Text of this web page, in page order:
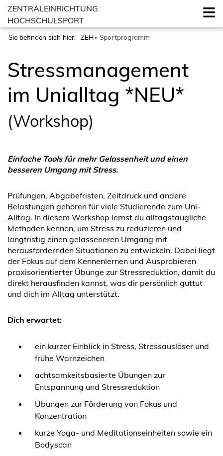
ZENTRALEINRICHTUNG
HOCHSCHULSPORT
Sie befinden sich hier: ZEH Sportprogramm
Stressmanagement
im Unialltag *NEU*
(Workshop)
Einfache Tools für mehr Gelassenheit und einen
besseren Umgang mit Stress.
Prüfungen, Abgabefristen, Zeitdruck und andere
Belastungen gehören für viele Studierende zum Uni-
Alltag. In diesem Workshop lernst du alltagstaugliche
Methoden kennen, um Stress zu reduzieren und
langfristig einen gelasseneren Umgang mit
herausfordernden Situationen zu entwickeln. Dabei liegt
der Fokus auf dem Kennenlernen und Ausprobieren
praxisorientierter Übunge zur Stressreduktion, damit du
direkt herausfinden kannst, was dir persönlich guttut
und dich im Alltag unterstützt.
Dich erwartet:
ein kurzer Einblick in Stress, Stressauslöser und
frühe Warnzeichen
achtsamkeitsbasierte Übungen zur
Entspannung und Stressreduktion
Übungen zur Förderung von Fokus und
Konzentration
kurze Yoga- und Meditationseinheiten sowie ein
Bodyscan